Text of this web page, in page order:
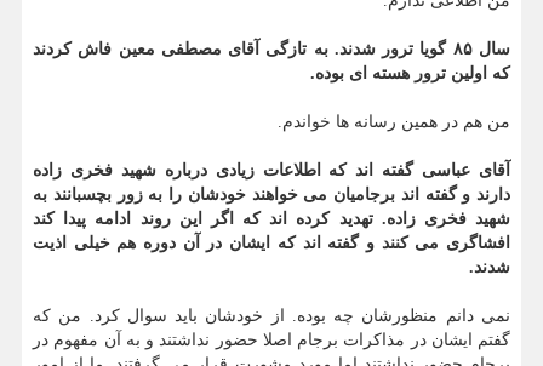
سال ۸۵ گویا ترور شدند. به تازگی آقای مصطفی معین فاش کردند
که اولین ترور هسته ای بوده.
من هم در همین رسانه ها خواندم.
آقای عباسی گفته اند که اطلاعات زیادی درباره شهید فخری زاده
دارند و گفته اند برجامیان می خواهند خودشان را به زور بچسبانند به
شهید فخری زاده. تهدید کرده اند که اگر این روند ادامه پیدا کند
افشاگری می کنند و گفته اند که ایشان در آن دوره هم خیلی اذیت
شدند.
نمی دانم منظورشان چه بوده. از خودشان باید سوال کرد. من که
گفتم ایشان در مذاکرات برجام اصلا حضور نداشتند و به آن مفهوم در